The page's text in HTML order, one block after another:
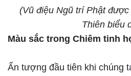
(Vũ điệu Ngũ trí Phật
Thiên biểu
Màu sắc trong Chiêm tinh
Ấn tượng đầu tiên khi chúng